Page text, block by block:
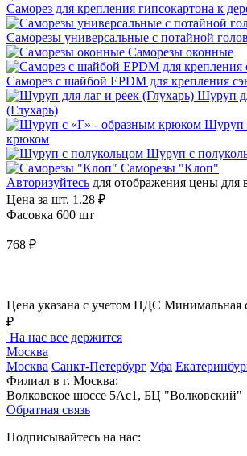
Саморез для крепления гипсокартона к
Саморезы универсальные с потайной
Саморезы оконные
Саморез с шайбой EPDM для крепления
Шуруп
(Глухарь)
Шуруп
крюком
Шуруп с
Саморезы "Клоп"
Авторизуйтесь для отображения цены для
Цена за шт. 1.28 ₽
Фасовка 600 шт
768 ₽
Цена указана с учетом НДС Минимальная
₽
На нас все держится
Москва
Москва Санкт-Петербург Уфа
Филиал в г. Москва:
Волковское шоссе 5Ас1, БЦ "Волковский"
Обратная связь
Подписывайтесь на нас: